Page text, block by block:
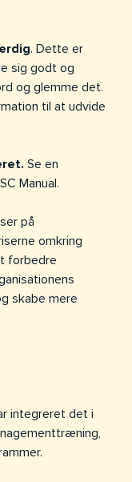
. Dette er
sig godt og
og glemme det.
til at udvide
Se en
Manual.
på
omkring
forbedre
skabe mere
integreret det i